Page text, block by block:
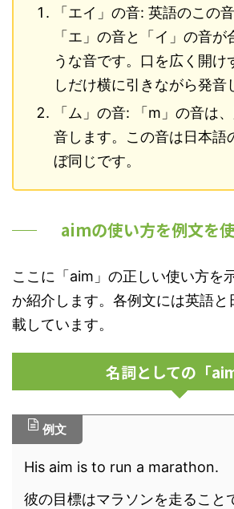
「エイ」の音: 英語のこの
「エ」の音と「イ」の音が
うな音です。口を広く開け
しだけ横に引きながら発音
「ム」の音: 「m」の音は
音します。この音は日本語
ぼ同じです。
aimの使い方を例文を
ここに「aim」の正しい使い方を
か紹介します。各例文には英語と
載しています。
名詞としての「aim
例文
His aim is to run a marathon.
彼の目標はマラソンを走ること